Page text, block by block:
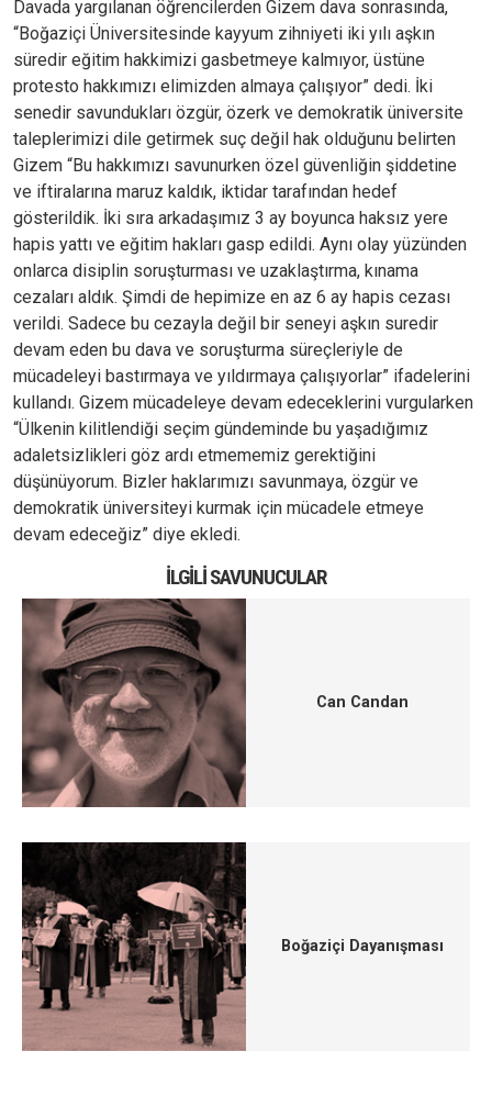
Davada yargılanan öğrencilerden Gizem dava sonrasında,
“Boğaziçi Üniversitesinde kayyum zihniyeti iki yılı aşkın
süredir eğitim hakkimizi gasbetmeye kalmıyor, üstüne
protesto hakkımızı elimizden almaya çalışıyor” dedi. İki
senedir savundukları özgür, özerk ve demokratik üniversite
taleplerimizi dile getirmek suç değil hak olduğunu belirten
Gizem “Bu hakkımızı savunurken özel güvenliğin şiddetine
ve iftiralarına maruz kaldık, iktidar tarafından hedef
gösterildik. İki sıra arkadaşımız 3 ay boyunca haksız yere
hapis yattı ve eğitim hakları gasp edildi. Aynı olay yüzünden
onlarca disiplin soruşturması ve uzaklaştırma, kınama
cezaları aldık. Şimdi de hepimize en az 6 ay hapis cezası
verildi. Sadece bu cezayla değil bir seneyi aşkın suredir
devam eden bu dava ve soruşturma süreçleriyle de
mücadeleyi bastırmaya ve yıldırmaya çalışıyorlar” ifadelerini
kullandı. Gizem mücadeleye devam edeceklerini vurgularken
“Ülkenin kilitlendiği seçim gündeminde bu yaşadığımız
adaletsizlikleri göz ardı etmememiz gerektiğini
düşünüyorum. Bizler haklarımızı savunmaya, özgür ve
demokratik üniversiteyi kurmak için mücadele etmeye
devam edeceğiz” diye ekledi.
İLGILI SAVUNUCULAR
Can Candan
Boğaziçi Dayanışması